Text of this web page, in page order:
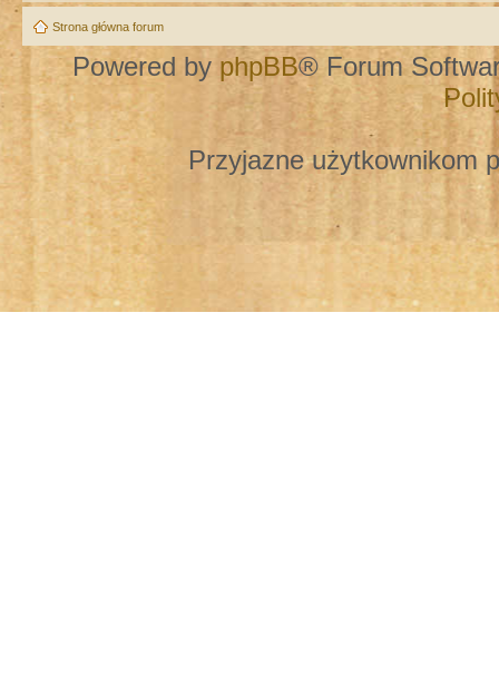
Strona główna forum
Powered by phpBB® Forum
Przyjazne użytkownikom